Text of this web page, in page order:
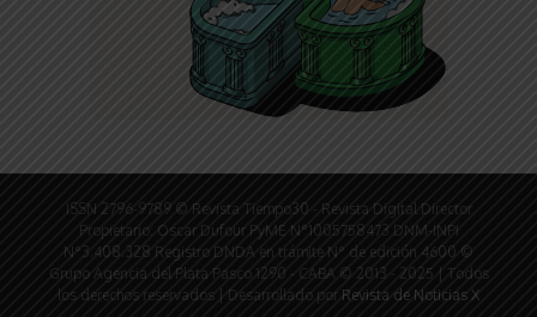
ISSN 2796-9789 © Revista Tiempo30 - Revista Digital Director
Propietario: Oscar Dufour PyME N°1005758473 DNM-INPI
N°3.408.328 Registro DNDA en trámite N° de edición 4600 ©
Grupo Agencia del Plata Pasco 1290 - CABA © 2013 - 2025 | Todos
los derechos reservados | Desarrollado por Revista de Noticias X